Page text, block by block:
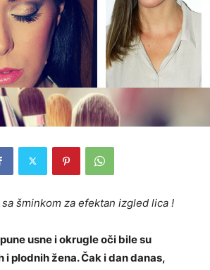
šminkom za efektan izgled lica !
usne i okrugle oči bile su
plodnih žena. Čak i dan danas,